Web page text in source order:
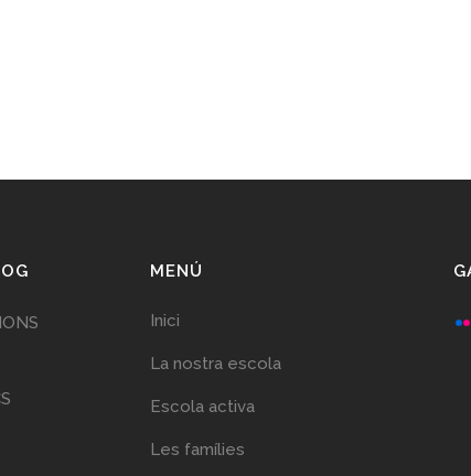
MENÚ
Inici
La nostra escola
Escola activa
Les famílies